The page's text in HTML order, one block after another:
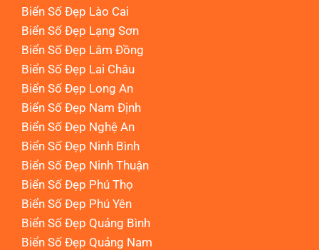
Biển Số Đẹp Lào Cai
Biển Số Đẹp Lạng Sơn
Biển Số Đẹp Lâm Đồng
Biển Số Đẹp Lai Châu
Biển Số Đẹp Long An
Biển Số Đẹp Nam Định
Biển Số Đẹp Nghệ An
Biển Số Đẹp Ninh Bình
Biển Số Đẹp Ninh Thuận
Biển Số Đẹp Phú Thọ
Biển Số Đẹp Phú Yên
Biển Số Đẹp Quảng Bình
Biển Số Đẹp Quảng Nam